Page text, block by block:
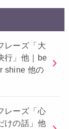
レーズ「大
行」他｜be
shine 他の
レーズ「心
けの話」他